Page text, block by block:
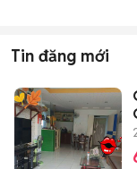
Tin đăng mới